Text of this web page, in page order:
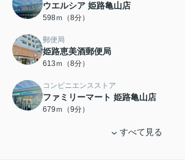
ウエルシア 姫路亀山店
598ｍ（8分）
郵便局
姫路恵美酒郵便局
613ｍ（8分）
コンビニエンスストア
ファミリーマート 姫路亀山店
679ｍ（9分）
すべて見る